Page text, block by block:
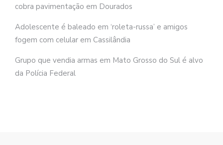
cobra pavimentação em Dourados
Adolescente é baleado em ‘roleta-russa’ e amigos
fogem com celular em Cassilândia
Grupo que vendia armas em Mato Grosso do Sul é alvo
da Polícia Federal